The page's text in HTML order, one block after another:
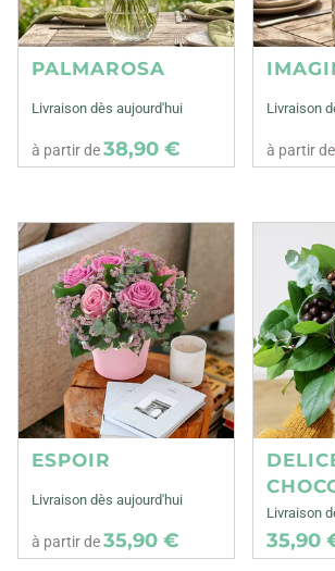
PALMAROSA
Livraison dès aujourd'hui
à partir de38,90 €
Livraison
à partir
ESPOIR
Livraison dès aujourd'hui
à partir de35,90 €
Livraison
35,90